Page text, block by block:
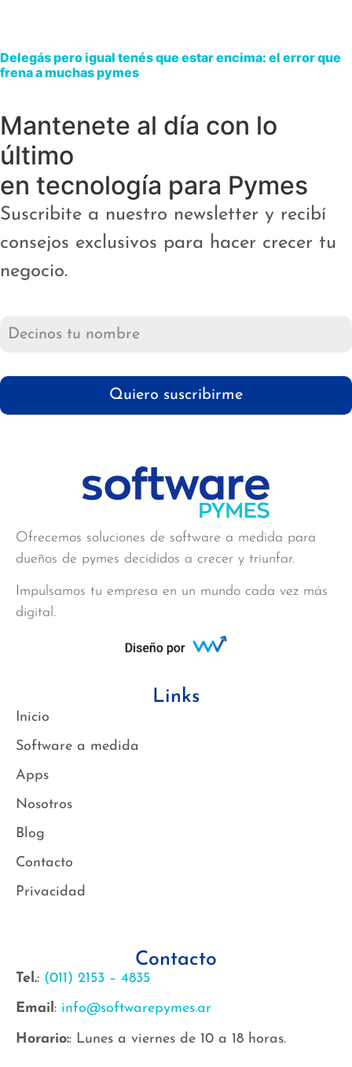
Delegás pero igual tenés que estar encima: el error que
frena a muchas pymes
Mantenete al día con lo
último
en tecnología para Pymes
Suscribite a nuestro newsletter y recibí
consejos exclusivos para hacer crecer tu
negocio.
Quiero suscribirme
Ofrecemos soluciones de software a medida para
dueños de pymes decididos a crecer y triunfar.
Impulsamos tu empresa en un mundo cada vez más
digital.
Links
Inicio
Software a medida
Apps
Nosotros
Blog
Contacto
Privacidad
Contacto
Tel.: (011) 2153 – 4835
Email: info@softwarepymes.ar
Horario:: Lunes a viernes de 10 a 18 horas.